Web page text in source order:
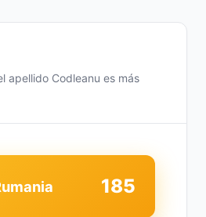
apellido Codleanu es más
185